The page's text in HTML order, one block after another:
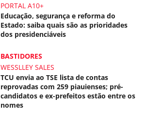
PORTAL A10+
Educação, segurança e reforma do
Estado: saiba quais são as prioridades
dos presidenciáveis
BASTIDORES
WESSLLEY SALES
TCU envia ao TSE lista de contas
reprovadas com 259 piauienses; pré-
candidatos e ex-prefeitos estão entre os
nomes